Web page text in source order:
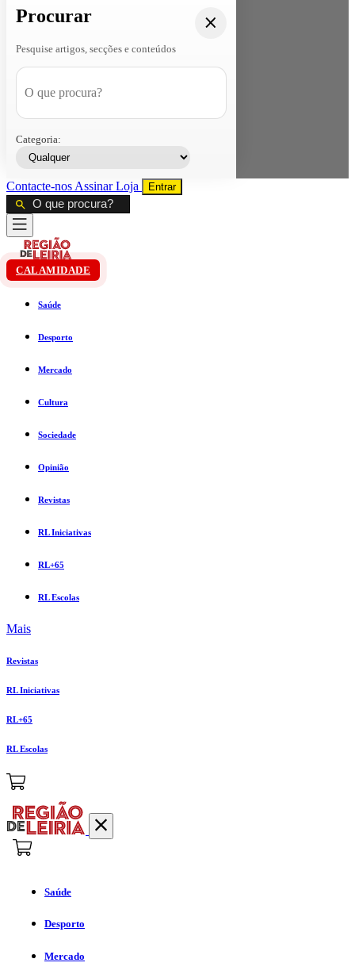
Procurar
Pesquise artigos, secções e conteúdos
Categoria:
Contacte-nos AssinarLoja Entrar
CALAMIDADE
Saúde
Desporto
Mercado
Cultura
Sociedade
Opinião
Revistas
RL Iniciativas
RL+65
RL Escolas
Mais
Revistas
RL Iniciativas
RL+65
RL Escolas
Saúde
Desporto
Mercado